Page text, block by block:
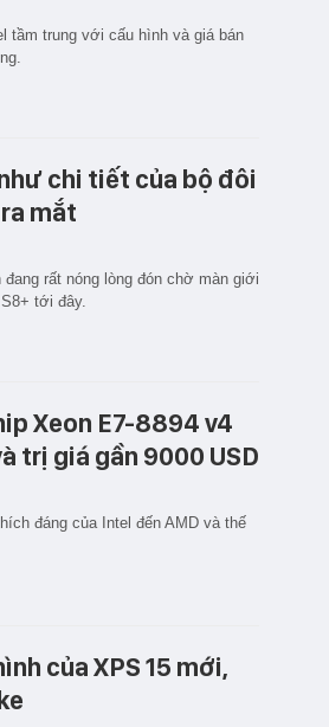
tầm trung với cấu hình và giá bán
chi tiết của bộ đôi
mắt
rất nóng lòng đón chờ màn giới
tới đây.
Xeon E7-8894 v4
trị giá gần 9000 USD
đáng của Intel đến AMD và thế
của XPS 15 mới,